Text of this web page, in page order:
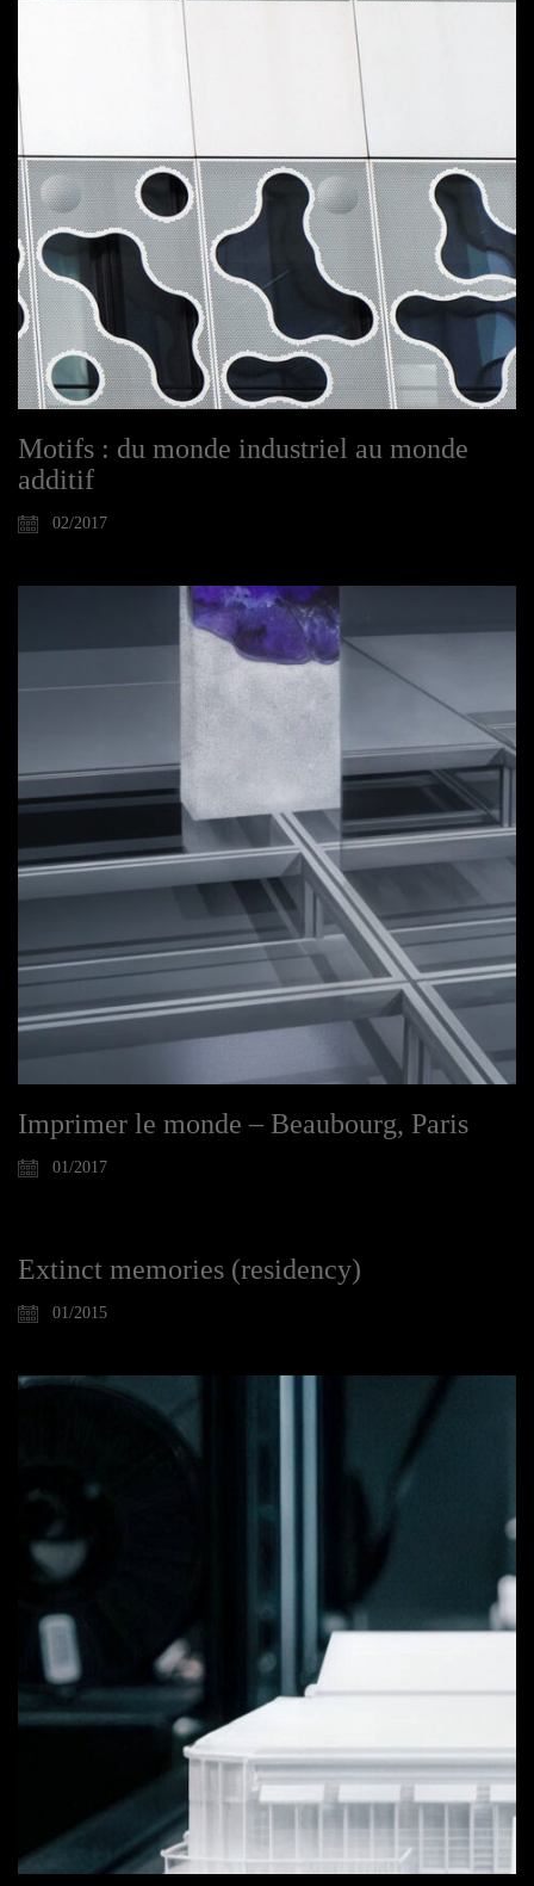
Motifs : du monde industriel au monde
additif
02/2017
Imprimer le monde – Beaubourg, Paris
01/2017
Extinct memories (residency)
01/2015